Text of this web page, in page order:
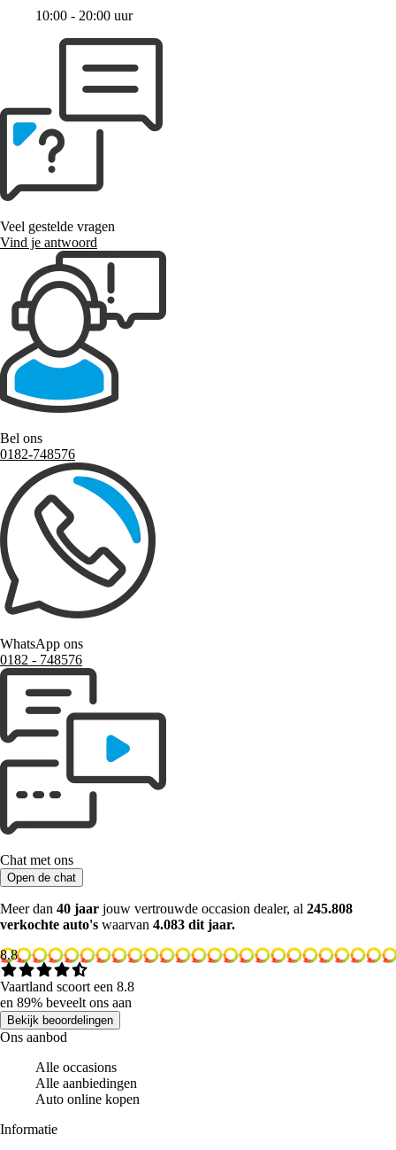
10:00 - 20:00 uur
Veel gestelde vragen
Vind je antwoord
Bel ons
0182-748576
WhatsApp ons
0182 ‑ 748576
Chat met ons
Open de chat
Meer dan 40 jaar jouw vertrouwde occasion dealer, al 245.808
verkochte auto's waarvan 4.083 dit jaar.
8.8
Vaartland scoort een 8.8
en 89% beveelt ons aan
Bekijk beoordelingen
Ons aanbod
Alle occasions
Alle aanbiedingen
Auto online kopen
Informatie